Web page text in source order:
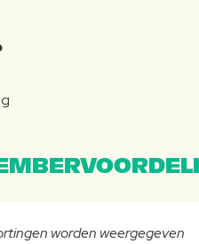
worden weergegeven